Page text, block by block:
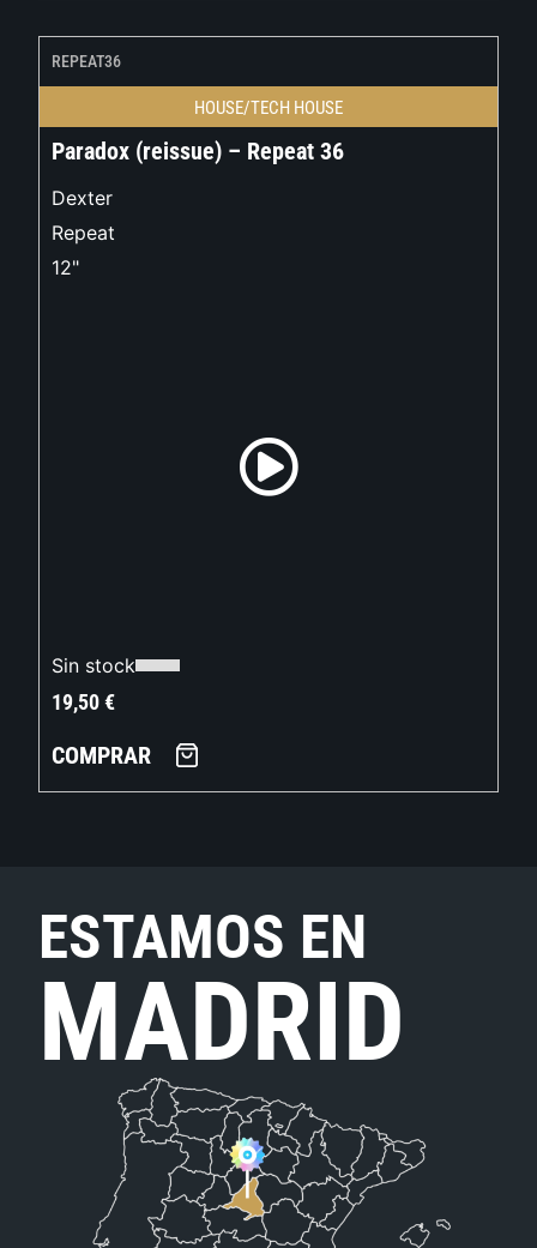
REPEAT36
HOUSE/TECH HOUSE
Paradox (reissue) – Repeat 36
Dexter
Repeat
12"
Sin stock
19,50€
COMPRAR
ESTAMOS EN
MADRID